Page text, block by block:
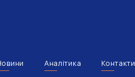
Аналітика Контакти